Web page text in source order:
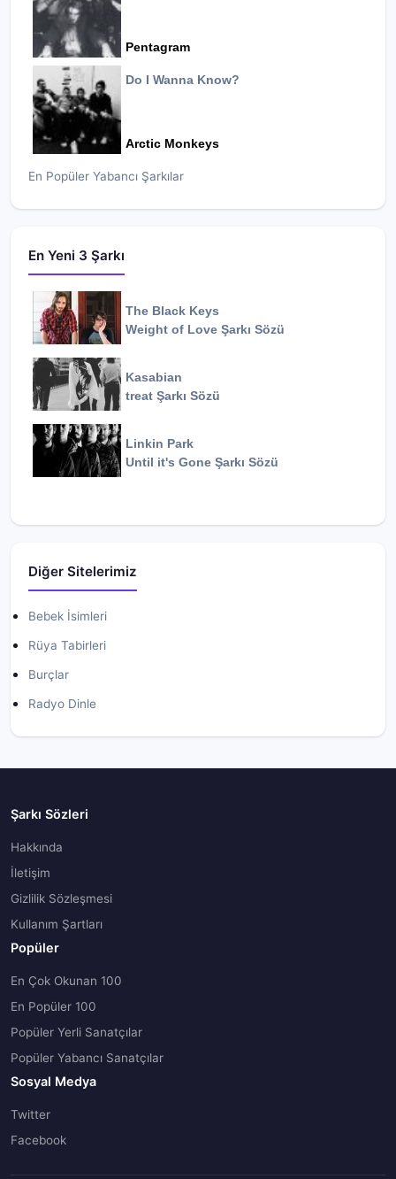
Pentagram
Do I Wanna Know?
Arctic Monkeys
En Popüler Yabancı Şarkılar
En Yeni 3 Şarkı
The Black Keys
Weight of Love Şarkı Sözü
Kasabian
treat Şarkı Sözü
Linkin Park
Until it's Gone Şarkı Sözü
Diğer Sitelerimiz
Bebek İsimleri
Rüya Tabirleri
Burçlar
Radyo Dinle
Şarkı Sözleri
Hakkında
İletişim
Gizlilik Sözleşmesi
Kullanım Şartları
Popüler
En Çok Okunan 100
En Popüler 100
Popüler Yerli Sanatçılar
Popüler Yabancı Sanatçılar
Sosyal Medya
Twitter
Facebook